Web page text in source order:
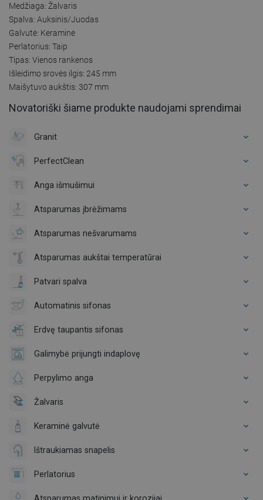
Medžiaga: Žalvaris
Spalva: Auksinis/Juodas
Galvutė: Keraminė
Perlatorius: Taip
Tipas: Vienos rankenos
Išleidimo srovės ilgis: 245 mm
Maišytuvo aukštis: 307 mm
Novatoriški šiame produkte naudojami sprendimai
Granit
PerfectClean
Anga išmušimui
Atsparumas įbrėžimams
Atsparumas nešvarumams
Atsparumas aukštai temperatūrai
Patvari spalva
Automatinis sifonas
Erdvę taupantis sifonas
Galimybė prijungti indaplovę
Perpylimo anga
Žalvaris
Keraminė galvutė
Ištraukiamas snapelis
Perlatorius
Atsparumas matinimui ir korozijai